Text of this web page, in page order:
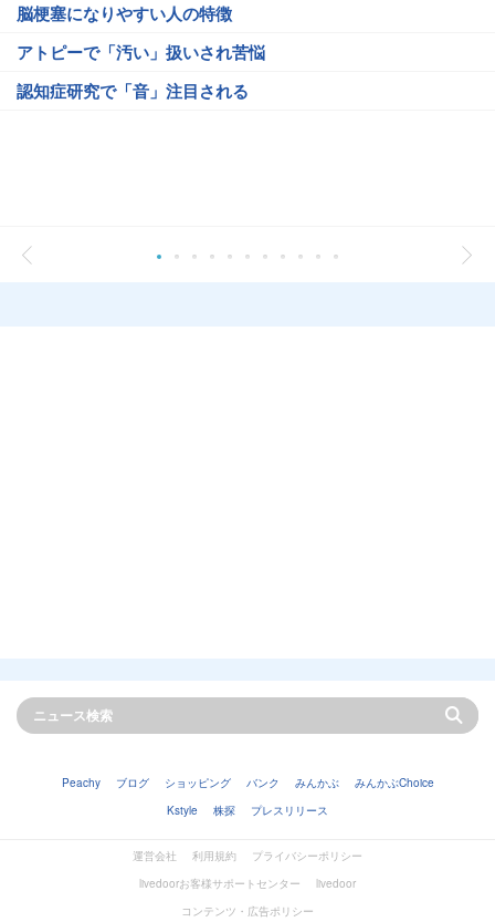
脳梗塞になりやすい人の特徴
アトピーで「汚い」扱いされ苦悩
認知症研究で「音」注目される
Peachy ブログ ショッピング バンク みんかぶ
みんかぶChoice
Kstyle
株探 プレスリリース
運営会社 利用規約
プライバシーポリシー
livedoorお客様サポートセンター
livedoor
コンテンツ・広告ポリシー